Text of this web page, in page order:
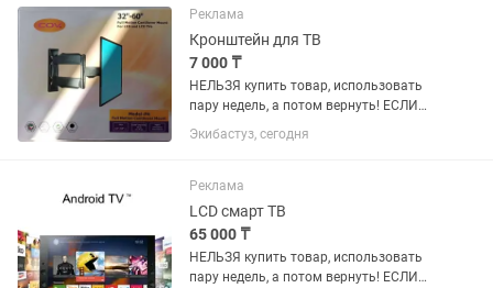
исправный, проверен в работе....
Реклама
Кронштейн для ТВ
7 000 ₸
НЕЛЬЗЯ купить товар, использовать
пару недель, а потом вернуть! ЕСЛИ
товар исправен, он ваш навсегда.
ТОЛЬКО ЕСЛИ есть дефект, по вине
бесплатный ремонт или...
Экибастуз, сегодня
Реклама
LCD смарт ТВ
65 000 ₸
НЕЛЬЗЯ купить товар, использовать
пару недель, а потом вернуть! ЕСЛИ